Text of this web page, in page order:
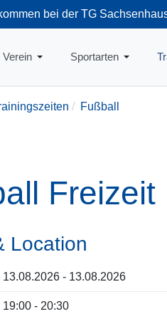
bei der TG
+49-69-
Verein Sportarten
Fußball
Freizeit
Location
13.08.2026 - 13.08.2026
19:00 - 20:30